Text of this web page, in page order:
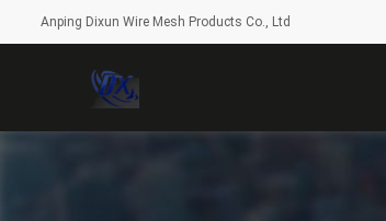
Anping Dixun Wire Mesh Products Co., Ltd